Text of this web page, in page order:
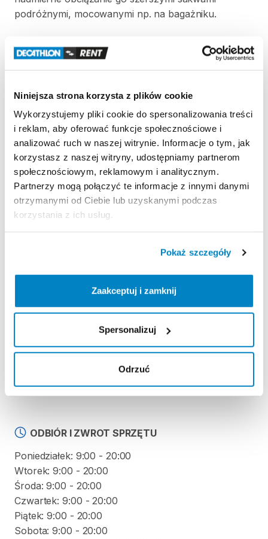
Niniejsza strona korzysta z plików cookie
Wykorzystujemy pliki cookie do spersonalizowania treści
i reklam, aby oferować funkcje społecznościowe i
analizować ruch w naszej witrynie. Informacje o tym, jak
korzystasz z naszej witryny, udostępniamy partnerom
społecznościowym, reklamowym i analitycznym.
Partnerzy mogą połączyć te informacje z innymi danymi
otrzymanymi od Ciebie lub uzyskanymi podczas
korzystania z ich usług.
Pokaż szczegóły
Zaakceptuj i zamknij
Spersonalizuj
Odrzuć
podróżnymi​​,​ mocowanymi np. na bagażniku.
Dostępny rozmiar M:
W trosce o utrzymanie odpowiednich standardów i
wypożyczenia
zwrot czystego
długości wypożyczenia.
W przypadku zwrotu mokrego lub brudnego
produktu​,​ zostanie naliczona kwota usługi
serwisowej w kwocie 80 zł. Regulamin obowiązuje
wszystkich użytkowników.
Strona produktu w sklepie
Regulamin wypożyczalni
KAUCJA
Nie pobieramy kaucji za wypożyczenie tego
produktu
ODBIÓR I ZWROT SPRZĘTU
Poniedziałek: 9:00 - 20:00
Wtorek: 9:00 - 20:00
Środa: 9:00 - 20:00
Czwartek: 9:00 - 20:00
Piątek: 9:00 - 20:00
Sobota: 9:00 - 20:00